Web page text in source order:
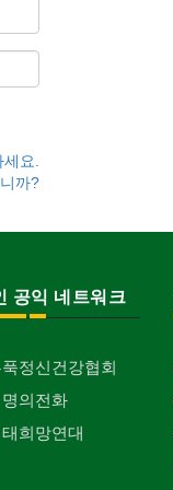
요.
까?
공익 네트워크
정신건강협회
의전화
희망연대